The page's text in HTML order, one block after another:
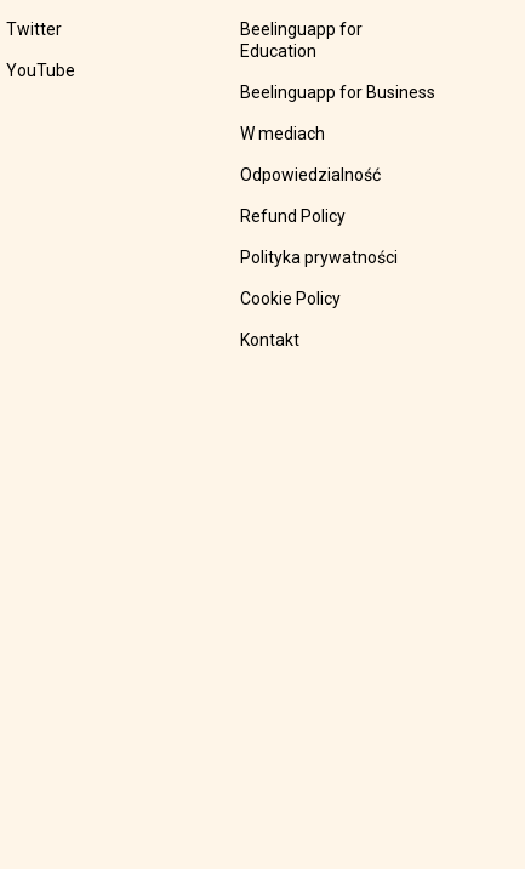
Twitter
YouTube
Beelinguapp for
Education
Beelinguapp for Business
W mediach
Odpowiedzialność
Refund Policy
Polityka prywatności
Cookie Policy
Kontakt